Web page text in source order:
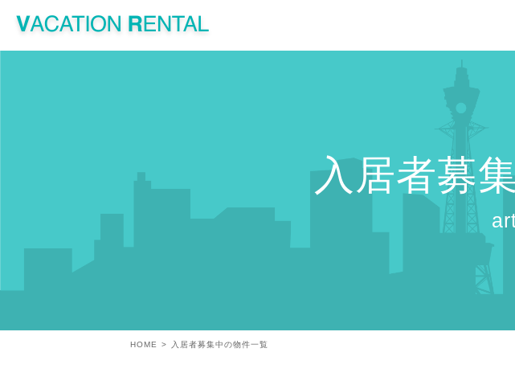
入居者募
HOME 入居者募集中の物件一覧